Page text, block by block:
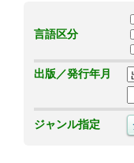
言語区分
出版／発行年月
ジャンル指定